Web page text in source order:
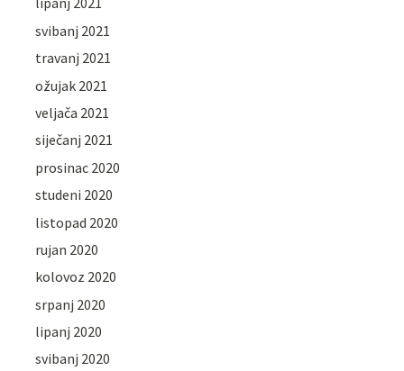
svibanj 2021
travanj 2021
ožujak 2021
veljača 2021
siječanj 2021
prosinac 2020
studeni 2020
listopad 2020
rujan 2020
kolovoz 2020
srpanj 2020
lipanj 2020
svibanj 2020